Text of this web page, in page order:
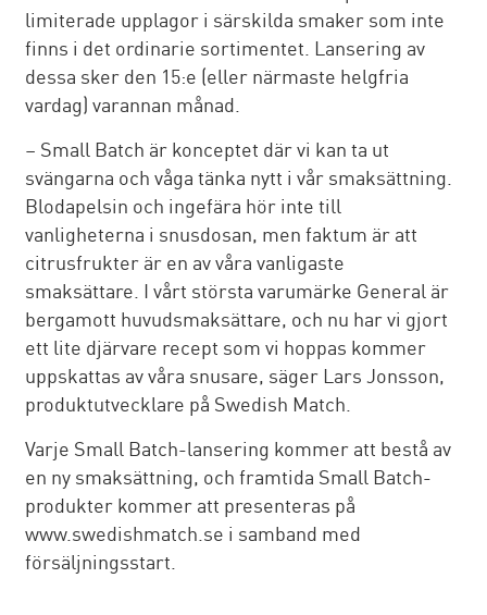
limiterade upplagor i särskilda smaker som inte
finns i det ordinarie sortimentet. Lansering av
dessa sker den 15:e (eller närmaste helgfria
vardag) varannan månad.
– Small Batch är konceptet där vi kan ta ut
svängarna och våga tänka nytt i vår smaksättning.
Blodapelsin och ingefära hör inte till
vanligheterna i snusdosan, men faktum är att
citrusfrukter är en av våra vanligaste
smaksättare. I vårt största varumärke General är
bergamott huvudsmaksättare, och nu har vi gjort
ett lite djärvare recept som vi hoppas kommer
uppskattas av våra snusare, säger Lars Jonsson,
produktutvecklare på Swedish Match.
Varje Small Batch-lansering kommer att bestå av
en ny smaksättning, och framtida Small Batch-
produkter kommer att presenteras på
www.swedishmatch.se i samband med
försäljningsstart.